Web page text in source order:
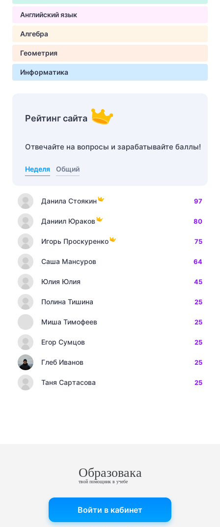
Английский язык
Алгебра
Геометрия
Информатика
Рейтинг сайта
Отвечайте на вопросы и зарабатывайте баллы!
Неделя Общий
Данила Стоякин 97
Даниил Юраков 80
Игорь Проскуренко 75
Саша Мансуров 64
Юлия Юлия 45
Полина Тишина 25
Миша Тимофеев 25
Егор Сумцов 25
Глеб Иванов 25
Таня Сартасова 25
Образовака
твой помощник в учебе
Войти в кабинет